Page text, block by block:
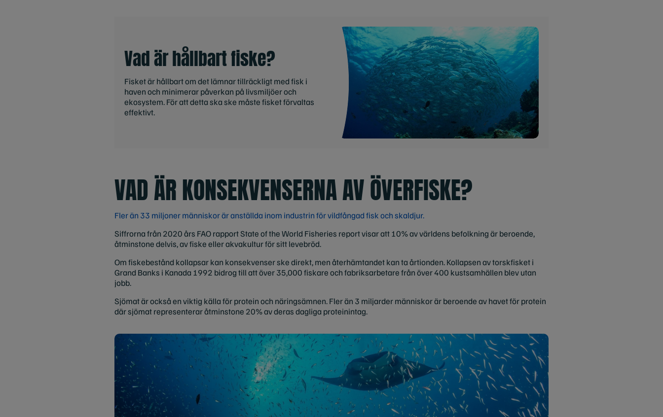
Vad är hållbart fiske?
Fisket är hållbart om det lämnar tillräckligt med fisk i
haven och minimerar påverkan på livsmiljöer och
ekosystem. För att detta ska ske måste fisket förvaltas
effektivt.
VAD ÄR KONSEKVENSERNA AV ÖVERFISKE?
Fler än 33 miljoner människor är anställda inom industrin för vildfångad fisk och skaldjur.
Siffrorna från 2020 års FAO rapport State of the World Fisheries report visar att 10% av världens befolkning är beroende,
åtminstone delvis, av fiske eller akvakultur för sitt levebröd.
Om fiskebestånd kollapsar kan konsekvenser ske direkt, men återhämtandet kan ta årtionden. Kollapsen av torskfisket i
Grand Banks i Kanada 1992 bidrog till att över 35,000 fiskare och fabriksarbetare från över 400 kustsamhällen blev utan
jobb.
Sjömat är också en viktig källa för protein och näringsämnen. Fler än 3 miljarder människor är beroende av havet för protein
där sjömat representerar åtminstone 20% av deras dagliga proteinintag.